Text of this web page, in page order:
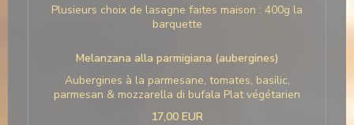
Plusieurs choix de lasagne faites maison : 400g la
barquette
Melanzana alla parmigiana (aubergines)
Aubergines à la parmesane, tomates, basilic,
parmesan & mozzarella di bufala Plat végétarien
17,00 EUR